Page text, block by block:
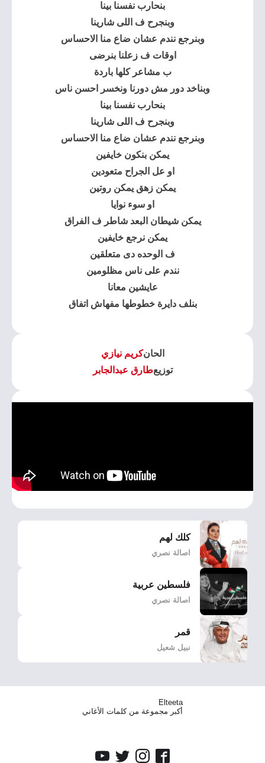
بنحارب نفسنا بينا
وبنجرح ف اللى شارينا
وبنرجع نندم عشان ضاع منا الاحساس
اوقات ف زعلنا بنرضى
ب مشاعر كلها باردة
وبناخد دور مش دورنا ونخسر احسن ناس
بنحارب نفسنا بينا
وبنجرح ف اللى شارينا
وبنرجع نندم عشان ضاع منا الاحساس
يمكن بنكون خايفين
او عل الجراح متعودين
يمكن زهق يمكن روتين
او سوء نوايا
يمكن شيطان البعد شاطر ف الفراق
يمكن نرجع خايفين
ف الوحده دى متعلقين
نندم على ناس مظلومين
عايشين معانا
بنلف دايرة خطوطها مفهاش اتفاق
الحانكريم نيازي
توزيعطارق عبدالجابر
كلك لهم
اصالة نصري
فلسطين عربية
اصالة نصري
قمر
نبيل شعيل
Elteeta
أكبر مجموعة من كلمات الأغاني